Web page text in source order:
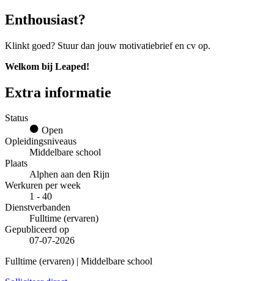
Enthousiast?
Klinkt goed? Stuur dan jouw motivatiebrief en cv op.
Welkom bij Leaped!
Extra informatie
Status
Open
Opleidingsniveaus
Middelbare school
Plaats
Alphen aan den Rijn
Werkuren per week
1 - 40
Dienstverbanden
Fulltime (ervaren)
Gepubliceerd op
07-07-2026
Fulltime (ervaren) | Middelbare school